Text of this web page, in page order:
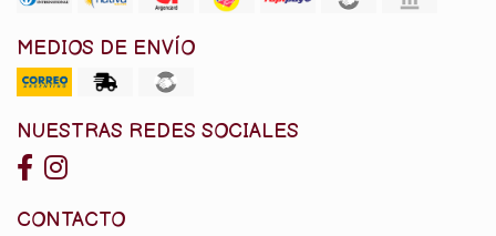
MEDIOS DE ENVÍO
NUESTRAS REDES SOCIALES
CONTACTO